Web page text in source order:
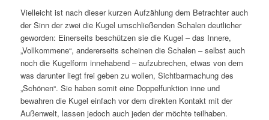
Vielleicht ist nach dieser kurzen Aufzählung dem Betrachter auch
der Sinn der zwei die Kugel umschließenden Schalen deutlicher
geworden: Einerseits beschützen sie die Kugel – das Innere,
„Vollkommene“, andererseits scheinen die Schalen – selbst auch
noch die Kugelform innehabend – aufzubrechen, etwas von dem
was darunter liegt frei geben zu wollen, Sichtbarmachung des
„Schönen“. Sie haben somit eine Doppelfunktion inne und
bewahren die Kugel einfach vor dem direkten Kontakt mit der
Außenwelt, lassen jedoch auch jeden der möchte teilhaben.